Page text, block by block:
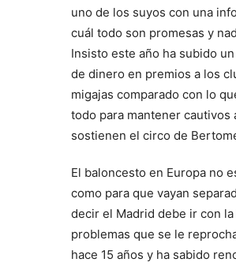
uno de los suyos con una
cuál todo son promesas y
Insisto este año ha subido
de dinero en premios a los
migajas comparado con lo
todo para mantener cautivos
sostienen el circo de
El baloncesto en Europa no
como para que vayan
decir el Madrid debe ir con la
problemas que se le
hace 15 años y ha sabido